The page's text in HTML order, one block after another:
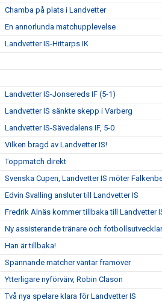
Chamba på plats i Landvetter
En annorlunda matchupplevelse
Landvetter IS-Hittarps IK
Landvetter IS-Jonsereds IF (5-1)
Landvetter IS sänkte skepp i Varberg
Landvetter IS-Sävedalens IF, 5-0
Vilken bragd av Landvetter IS!
Toppmatch direkt
Svenska Cupen, Landvetter IS möter
Edvin Svalling ansluter till Landvetter IS
Fredrik Alnäs kommer tillbaka till Landvetter
Ny assisterande tränare och
Han är tillbaka!
Spännande matcher väntar framöver
Ytterligare nyförvärv, Robin Clason
Två nya spelare klara för Landvetter IS